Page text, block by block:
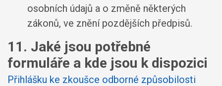
osobních údajů a o změně některých
zákonů, ve znění pozdějších předpisů.
11. Jaké jsou potřebné
formuláře a kde jsou k dispozici
Přihlášku ke zkoušce odborné způsobilosti